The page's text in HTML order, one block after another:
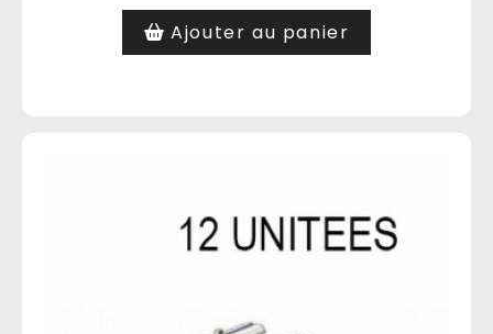
Ajouter au panier